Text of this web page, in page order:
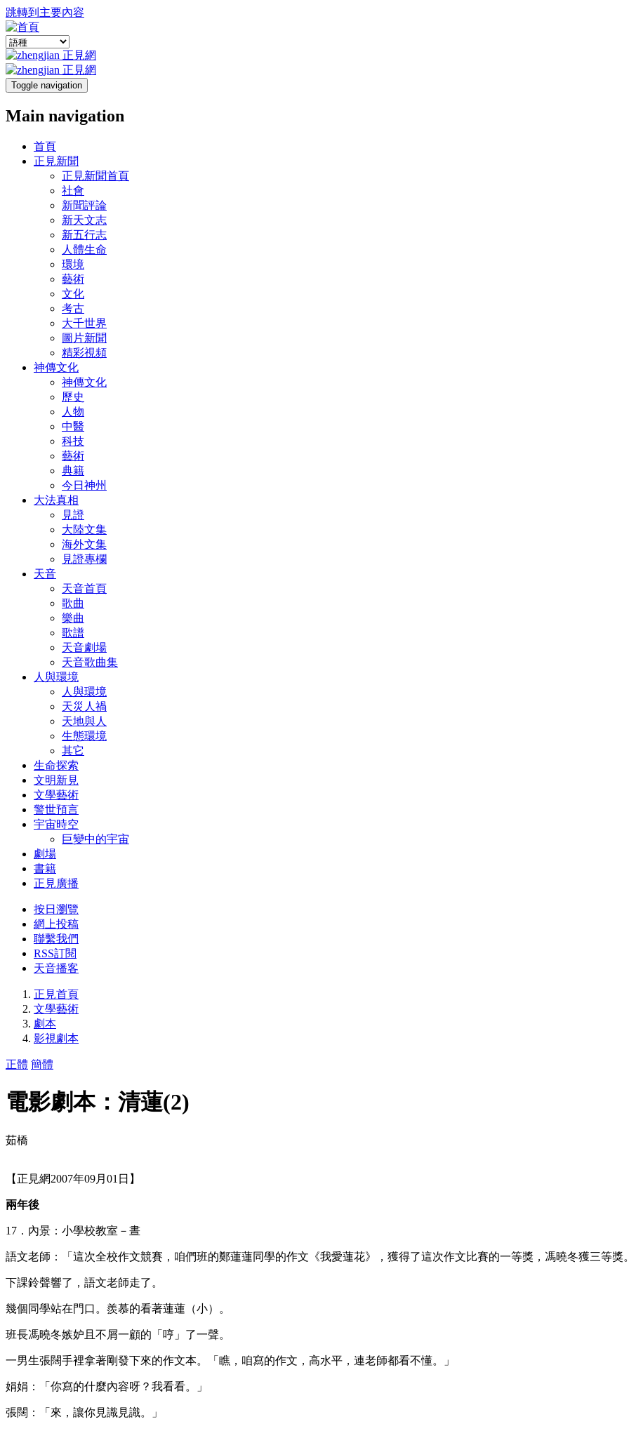
跳轉到主要內容
Toggle navigation
Main navigation
首頁
正見新聞
正見新聞首頁
社會
新聞評論
新天文志
新五行志
人體生命
環境
藝術
文化
考古
大千世界
圖片新聞
精彩視頻
神傳文化
神傳文化
歷史
人物
中醫
科技
藝術
典籍
今日神州
大法真相
見證
大陸文集
海外文集
見證專欄
天音
天音首頁
歌曲
樂曲
歌譜
天音劇場
天音歌曲集
人與環境
人與環境
天災人禍
天地與人
生態環境
其它
生命探索
文明新見
文學藝術
警世預言
宇宙時空
巨變中的宇宙
劇場
書籍
正見廣播
按日瀏覽
網上投稿
聯繫我們
RSS訂閱
天音播客
正見首頁
文學藝術
劇本
影視劇本
正體 簡體
電影劇本：清蓮(2)
茹橋
【正見網2007年09月01日】
兩年後
17．內景：小學校教室－晝
語文老師：「這次全校作文競賽，咱們班的鄭蓮蓮同學的作文《我愛蓮花》，獲得了這次作文比賽的一等獎，馮曉冬獲三等獎
下課鈴聲響了，語文老師走了。
幾個同學站在門口。羨慕的看著蓮蓮（小）。
班長馮曉冬嫉妒且不屑一顧的「哼」了一聲。
一男生張闊手裡拿著剛發下來的作文本。「瞧，咱寫的作文，高水平，連老師都看不懂。」
娟娟：「你寫的什麼內容呀？我看看。」
張闊：「來，讓你見識見識。」